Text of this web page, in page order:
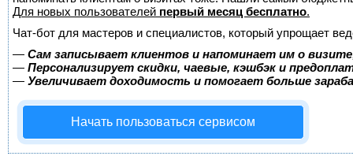
Для новых пользователей первый месяц бесплатно.
Чат-бот для мастеров и специалистов, который упрощает
— Сам записывает клиентов и напоминает им о
— Персонализирует скидки, чаевые, кэшбэк и
— Увеличивает доходимость и помогает больше
Начать пользоваться сервисом